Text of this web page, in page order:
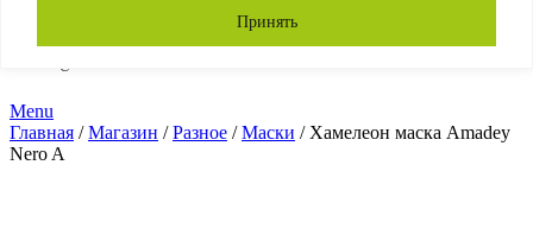
Принять
Menu
Главная /Магазин /Разное /Маски / Хамелеон маска Amadey
Nero A